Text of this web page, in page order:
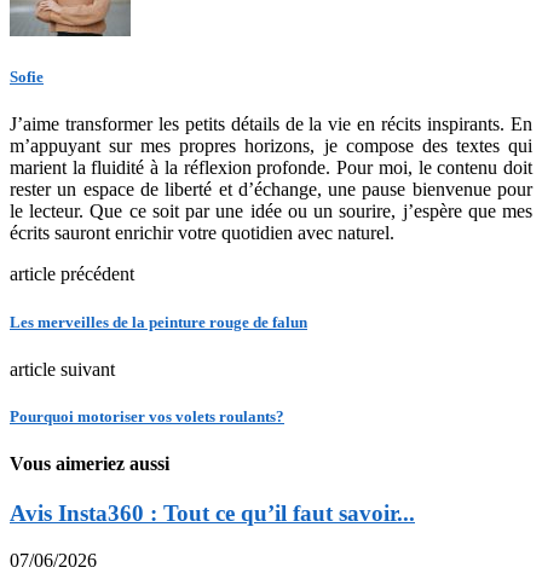
Sofie
J’aime transformer les petits détails de la vie en récits inspirants. En
m’appuyant sur mes propres horizons, je compose des textes qui
marient la fluidité à la réflexion profonde. Pour moi, le contenu doit
rester un espace de liberté et d’échange, une pause bienvenue pour
le lecteur. Que ce soit par une idée ou un sourire, j’espère que mes
écrits sauront enrichir votre quotidien avec naturel.
article précédent
Les merveilles de la peinture rouge de falun
article suivant
Pourquoi motoriser vos volets roulants?
Vous aimeriez aussi
Avis Insta360 : Tout ce qu’il faut savoir...
07/06/2026